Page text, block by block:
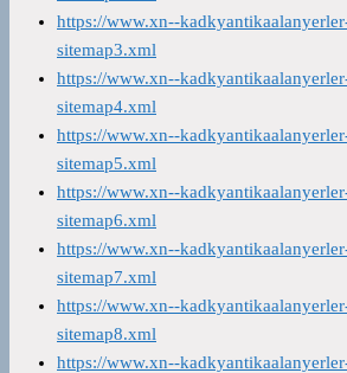
https://www.xn--
sitemap3.xml
https://www.xn--
sitemap4.xml
https://www.xn--
sitemap5.xml
https://www.xn--
sitemap6.xml
https://www.xn--
sitemap7.xml
https://www.xn--
sitemap8.xml
https://www.xn--